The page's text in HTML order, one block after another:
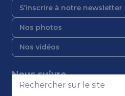
S’inscrire à notre newsletter
Nos photos
Nos vidéos
Nous suivre